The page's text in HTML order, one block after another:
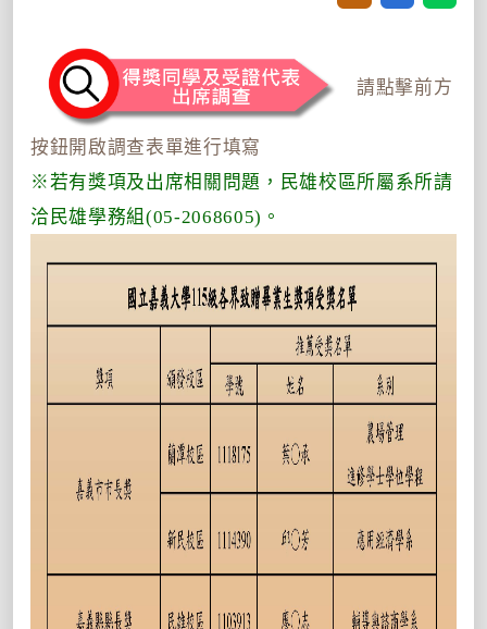
請點擊前方
按鈕開啟調查表單進行填寫
※若有獎項及出席相關問題，民雄校區所屬系所請
洽民雄學務組(05-2068605)。